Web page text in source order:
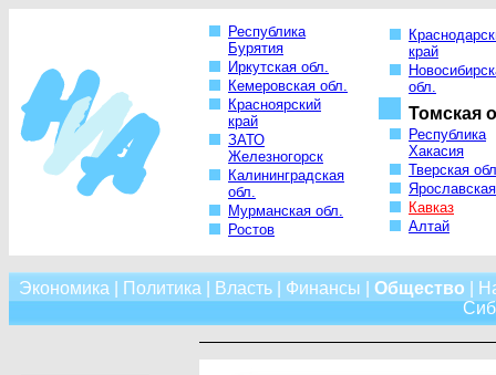
Республика
Бурятия
Иркутская обл.
Кемеровская обл.
Красноярский
край
ЗАТО
Железногорск
Калининградская
обл.
Мурманская обл.
Ростов
край
обл.
Томская
Республика
Хакасия
Тверская
Кавказ
Алтай
Экономика Политика Власть| Финансы Общество